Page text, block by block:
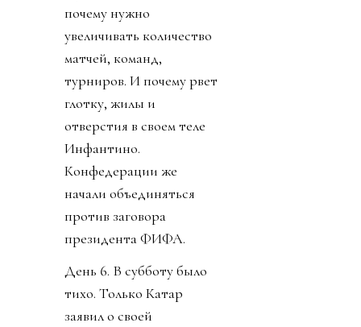
почему нужно
увеличивать количество
матчей, команд,
турниров. И почему рвет
глотку, жилы и
отверстия в своем теле
Инфантино.
Конфедерации же
начали объединяться
против заговора
президента ФИФА.
День 6. В субботу было
тихо. Только Катар
заявил о своей